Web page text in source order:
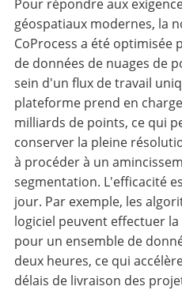
Pour répondre aux
géospatiaux modernes, la
CoProcess a été optimisée
de données de nuages de
sein d'un flux de travail
plateforme prend en
milliards de points, ce qui
conserver la pleine
à procéder à un
segmentation. L'efficacité
jour. Par exemple, les
logiciel peuvent effectuer
pour un ensemble de
deux heures, ce qui
délais de livraison des